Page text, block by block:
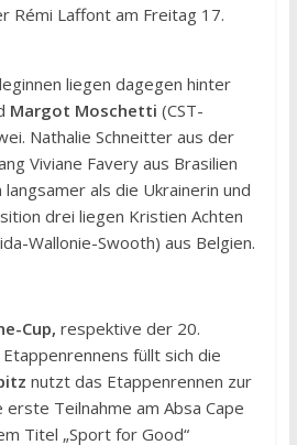
Rémi Laffont am Freitag 17.
liegen dagegen hinter
Margot Moschetti (CST-
Nathalie Schneitter aus der
Viviane Favery aus Brasilien
als die Ukrainerin und
drei liegen Kristien Achten
Wallonie-Swooth) aus Belgien.
Cup, respektive der 20.
füllt sich die
nutzt das Etappenrennen zur
Teilnahme am Absa Cape
Titel „Sport for Good“